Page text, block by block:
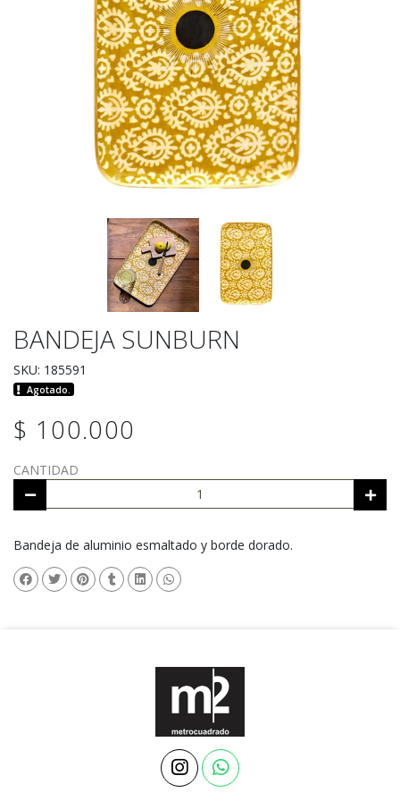
BANDEJA SUNBURN
SKU: 185591
Agotado.
$ 100.000
CANTIDAD
Bandeja de aluminio esmaltado y borde dorado.